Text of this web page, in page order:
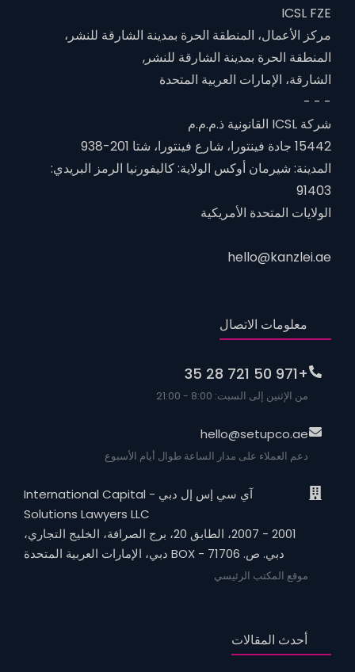
ICSL FZE
مركز الأعمال، المنطقة الحرة بمدينة الشارقة للنشر،
المنطقة الحرة بمدينة الشارقة للنشر,
الشارقة، الإمارات العربية المتحدة
- - -
شركة ICSL القانونية ذ.م.م.م
15442 جادة فينتورا، شارع فينتورا، شتا 201-938
المدينة: شيرمان أوكس الولاية: كاليفورنيا الرمز البريدي:
91403
الولايات المتحدة الأمريكية
hello@kanzlei.ae
معلومات الاتصال
+971 50 721 28 35
من الإثنين إلى السبت: 8:00 - 21:00
hello@setupco.ae
دعم العملاء على مدار الساعة طوال أيام الأسبوع
آي سي إس إل دبي - International Capital
Solutions Lawyers LLC
2001 - 2007، الطابق 20، برج الصرافة، الخليج التجاري،
دبي. ص. BOX - 71706 دبي، الإمارات العربية المتحدة
موقع المكتب الرئيسي
أحدث المقالات